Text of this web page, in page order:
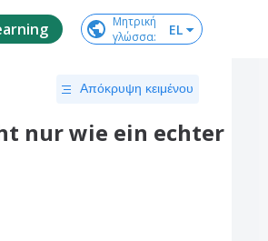
Μητρική
γλώσσα: EL
Απόκρυψη κειμένου
nur wie ein echter